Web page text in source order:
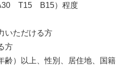
T15 B15）程度
いただける方
方
齢）以上、性別、居住地、国籍